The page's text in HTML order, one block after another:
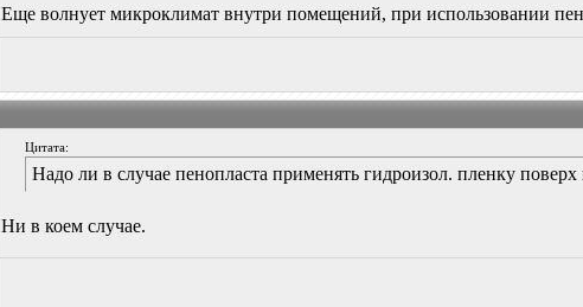
Еще волнует микроклимат внутри помещений, при использовании
Цитата:
Надо ли в случае пенопласта применять гидроизол. пленку поверх
Ни в коем случае.